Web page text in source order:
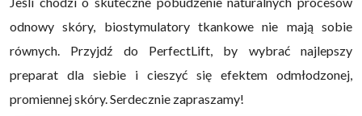
odnowy skóry, biostymulatory tkankowe nie mają sobie
równych. Przyjdź do PerfectLift, by wybrać najlepszy
preparat dla siebie i cieszyć się efektem odmłodzonej,
promiennej skóry. Serdecznie zapraszamy!